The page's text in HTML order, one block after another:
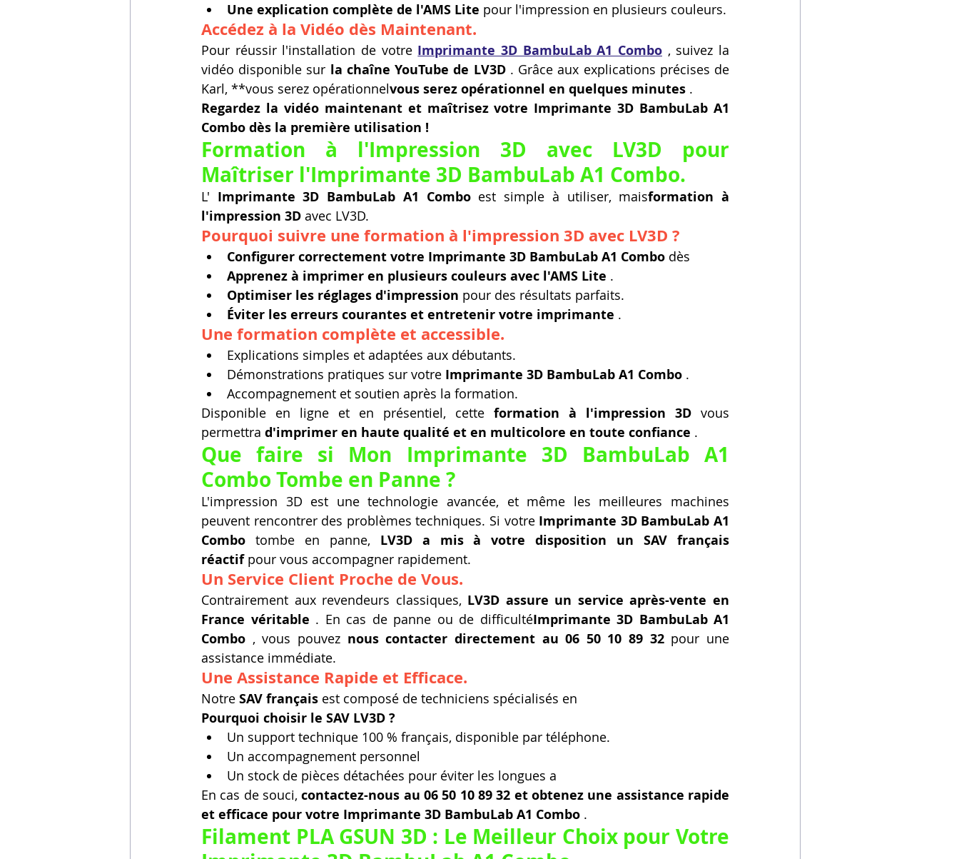
Une explication complète de l'AMS Lite pour l'impression en plusieurs couleurs.
Accédez à la Vidéo dès Maintenant.
Pour réussir l'installation de votre Imprimante 3D BambuLab A1 Combo , suivez la
vidéo disponible sur la chaîne YouTube de LV3D . Grâce aux explications précises de
Karl, **vous serez opérationnelvous serez opérationnel en quelques minutes .
Regardez la vidéo maintenant et maîtrisez votre Imprimante 3D BambuLab A1
Combo dès la première utilisation !
Formation à l'Impression 3D avec LV3D pour
Maîtriser l'Imprimante 3D BambuLab A1 Combo.
L' Imprimante 3D BambuLab A1 Combo est simple à utiliser, maisformation à
l'impression 3D avec LV3D.
Pourquoi suivre une formation à l'impression 3D avec LV3D ?
Configurer correctement votre Imprimante 3D BambuLab A1 Combo dès
Apprenez à imprimer en plusieurs couleurs avec l'AMS Lite .
Optimiser les réglages d'impression pour des résultats parfaits.
Éviter les erreurs courantes et entretenir votre imprimante .
Une formation complète et accessible.
Explications simples et adaptées aux débutants.
Démonstrations pratiques sur votre Imprimante 3D BambuLab A1 Combo .
Accompagnement et soutien après la formation.
Disponible en ligne et en présentiel, cette formation à l'impression 3D vous
permettra d'imprimer en haute qualité et en multicolore en toute confiance .
Que faire si Mon Imprimante 3D BambuLab A1
Combo Tombe en Panne ?
L'impression 3D est une technologie avancée, et même les meilleures machines
peuvent rencontrer des problèmes techniques. Si votre Imprimante 3D BambuLab A1
Combo tombe en panne, LV3D a mis à votre disposition un SAV français
réactif pour vous accompagner rapidement.
Un Service Client Proche de Vous.
Contrairement aux revendeurs classiques, LV3D assure un service après-vente en
France véritable . En cas de panne ou de difficultéImprimante 3D BambuLab A1
Combo , vous pouvez nous contacter directement au 06 50 10 89 32 pour une
assistance immédiate.
Une Assistance Rapide et Efficace.
Notre SAV français est composé de techniciens spécialisés en
Pourquoi choisir le SAV LV3D ?
Un support technique 100 % français, disponible par téléphone.
Un accompagnement personnel
Un stock de pièces détachées pour éviter les longues a
En cas de souci, contactez-nous au 06 50 10 89 32 et obtenez une assistance rapide
et efficace pour votre Imprimante 3D BambuLab A1 Combo .
Filament PLA GSUN 3D : Le Meilleur Choix pour Votre